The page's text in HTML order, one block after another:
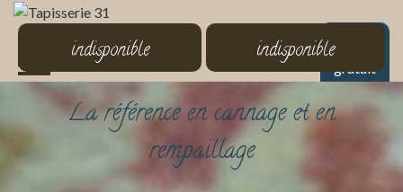
Devis
gratuit
indisponible indisponible
La référence en cannage et en
rempaillage